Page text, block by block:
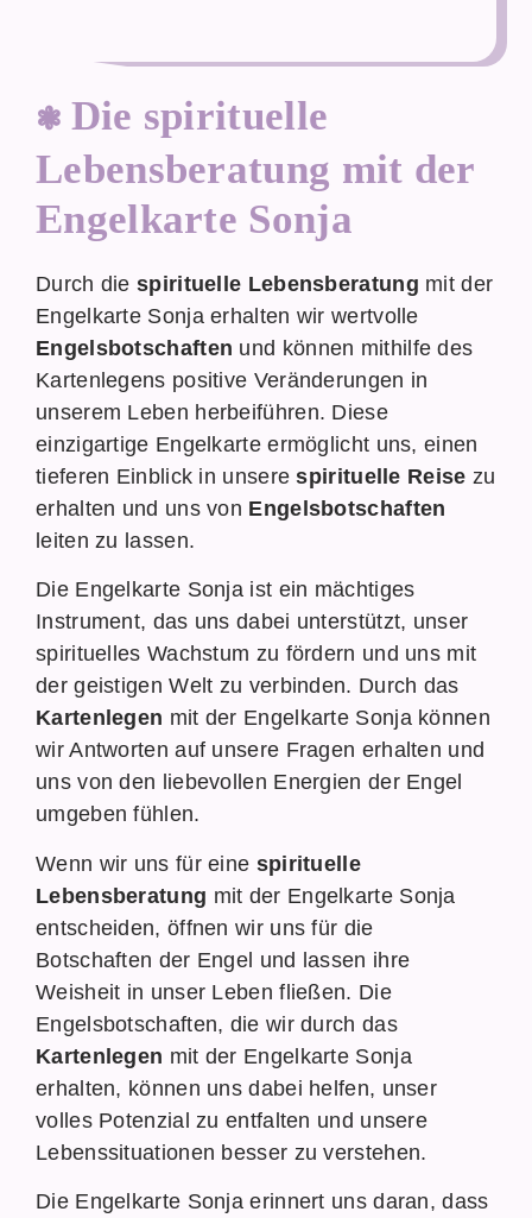
Die spirituelle
Lebensberatung mit der
Engelkarte Sonja
Durch die spirituelle Lebensberatung mit der
Engelkarte Sonja erhalten wir wertvolle
Engelsbotschaften und können mithilfe des
Kartenlegens positive Veränderungen in
unserem Leben herbeiführen. Diese
einzigartige Engelkarte ermöglicht uns, einen
tieferen Einblick in unserespirituelle Reise zu
erhalten und uns von Engelsbotschaften
leiten zu lassen.
Die Engelkarte Sonja ist ein mächtiges
Instrument, das uns dabei unterstützt, unser
spirituelles Wachstum zu fördern und uns mit
der geistigen Welt zu verbinden. Durch das
Kartenlegen mit der Engelkarte Sonja können
wir Antworten auf unsere Fragen erhalten und
uns von den liebevollen Energien der Engel
umgeben fühlen.
Wenn wir uns für eine spirituelle
Lebensberatung mit der Engelkarte Sonja
entscheiden, öffnen wir uns für die
Botschaften der Engel und lassen ihre
Weisheit in unser Leben fließen. Die
Engelsbotschaften, die wir durch das
Kartenlegen mit der Engelkarte Sonja
erhalten, können uns dabei helfen, unser
volles Potenzial zu entfalten und unsere
Lebenssituationen besser zu verstehen.
Die Engelkarte Sonja erinnert uns daran, dass